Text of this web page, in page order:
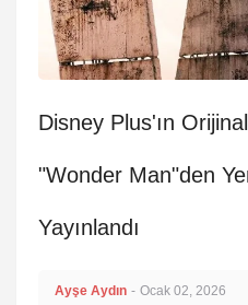
Disney Plus'ın
"Wonder Man"den
Yayınlandı
Ayşe Aydın - Ocak 02, 2026